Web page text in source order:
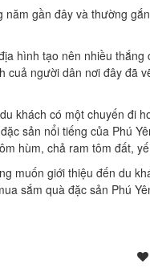
gần đây và thường
hình tạo nên nhiều
người dân nơi đây đã
khách có một chuyến đi
sản nổi tiếng của Phú
hùm, chả ram tôm đất,
muốn giới thiệu đến du
sắm quà đặc sản Phú